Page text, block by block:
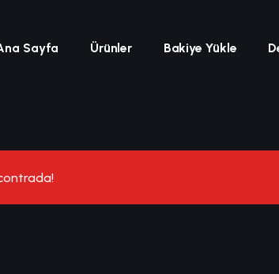
Sayfa Ürünler Bakiye Yükle